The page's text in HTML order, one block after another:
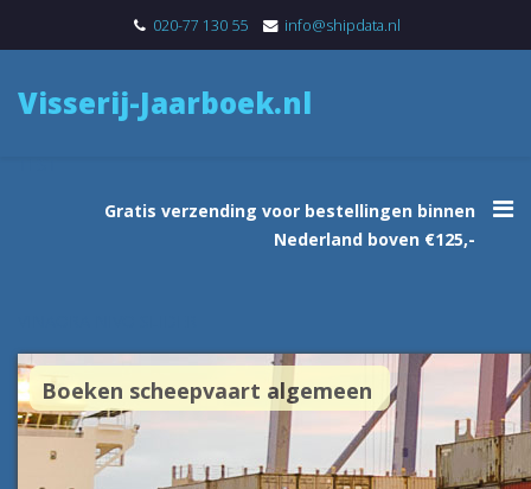
020-77 130 55 info@shipdata.nl
Visserij-Jaarboek.nl
Gratis verzending voor bestellingen binnen
Nederland boven €125,-
Boeken scheepvaart algemeen